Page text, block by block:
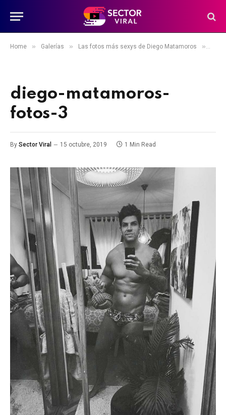
Home » Galerías » Las fotos más sexys de Diego Matamoros »
diego-matamoros-
fotos-3
By Sector Viral 15 octubre, 2019 1 Min Read